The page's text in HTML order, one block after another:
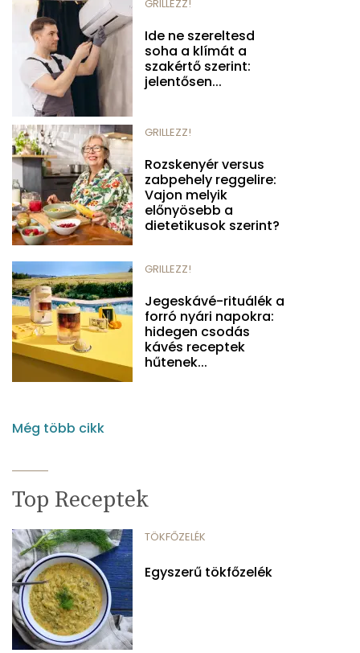
GRILLEZZ!
Ide ne szereltesd
soha a klímát a
szakértő szerint:
jelentősen...
GRILLEZZ!
Rozskenyér versus
zabpehely reggelire:
Vajon melyik
előnyösebb a
dietetikusok szerint?
GRILLEZZ!
Jegeskávé-rituálék a
forró nyári napokra:
hidegen csodás
kávés receptek
hűtenek...
Még több cikk
Top Receptek
TÖKFŐZELÉK
Egyszerű tökfőzelék